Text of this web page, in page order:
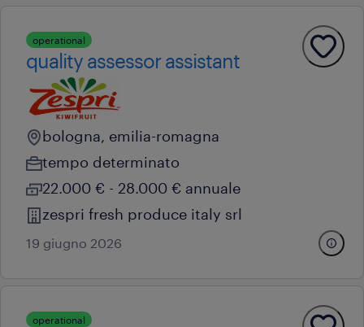
operational
quality assessor assistant
bologna, emilia-romagna
tempo determinato
22.000 € - 28.000 € annuale
zespri fresh produce italy srl
19 giugno 2026
operational